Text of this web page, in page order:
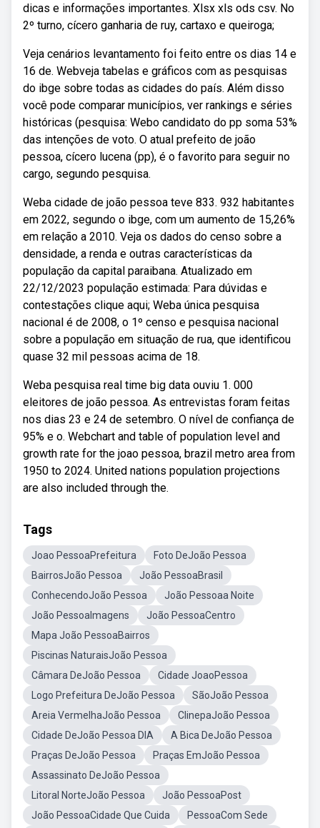
dicas e informações importantes. Xlsx xls ods csv. No
2º turno, cícero ganharia de ruy, cartaxo e queiroga;
Veja cenários levantamento foi feito entre os dias 14 e
16 de. Webveja tabelas e gráficos com as pesquisas
do ibge sobre todas as cidades do país. Além disso
você pode comparar municípios, ver rankings e séries
históricas (pesquisa: Webo candidato do pp soma 53%
das intenções de voto. O atual prefeito de joão
pessoa, cícero lucena (pp), é o favorito para seguir no
cargo, segundo pesquisa.
Weba cidade de joão pessoa teve 833. 932 habitantes
em 2022, segundo o ibge, com um aumento de 15,26%
em relação a 2010. Veja os dados do censo sobre a
densidade, a renda e outras características da
população da capital paraibana. Atualizado em
22/12/2023 população estimada: Para dúvidas e
contestações clique aqui; Weba única pesquisa
nacional é de 2008, o 1º censo e pesquisa nacional
sobre a população em situação de rua, que identificou
quase 32 mil pessoas acima de 18.
Weba pesquisa real time big data ouviu 1. 000
eleitores de joão pessoa. As entrevistas foram feitas
nos dias 23 e 24 de setembro. O nível de confiança de
95% e o. Webchart and table of population level and
growth rate for the joao pessoa, brazil metro area from
1950 to 2024. United nations population projections
are also included through the.
Tags
Joao PessoaPrefeitura
Foto DeJoão Pessoa
BairrosJoão Pessoa
João PessoaBrasil
ConhecendoJoão Pessoa
João Pessoaa Noite
João PessoaImagens
João PessoaCentro
Mapa João PessoaBairros
Piscinas NaturaisJoão Pessoa
Câmara DeJoão Pessoa
Cidade JoaoPessoa
Logo Prefeitura DeJoão Pessoa
SãoJoão Pessoa
Areia VermelhaJoão Pessoa
ClinepaJoão Pessoa
Cidade DeJoão Pessoa DIA
A Bica DeJoão Pessoa
Praças DeJoão Pessoa
Praças EmJoão Pessoa
Assassinato DeJoão Pessoa
Litoral NorteJoão Pessoa
João PessoaPost
João PessoaCidade Que Cuida
PessoaCom Sede